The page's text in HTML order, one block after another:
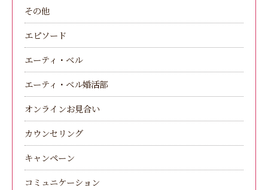
その他
エピソード
エーティ・ベル
エーティ・ベル婚活部
オンラインお見合い
カウンセリング
キャンペーン
コミュニケーション